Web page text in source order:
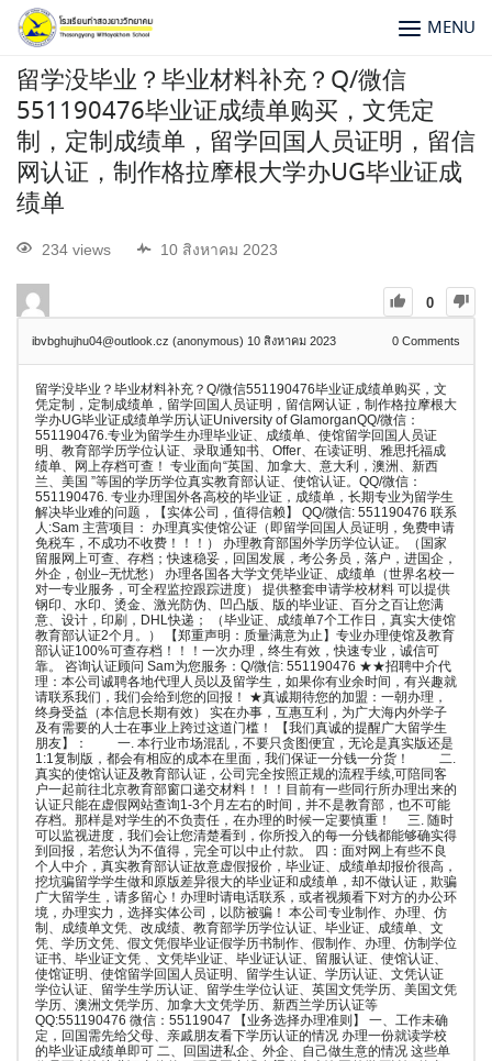
MENU
留学没毕业？毕业材料补充？Q/微信
551190476毕业证成绩单购买，文凭定
制，定制成绩单，留学回国人员证明，留信
网认证，制作格拉摩根大学办UG毕业证成
绩单
234 views 10 สิงหาคม 2023
0
ibvbghujhu04@outlook.cz (anonymous) 10 สิงหาคม 2023 0 Comments
留学没毕业？毕业材料补充？Q/微信551190476毕业证成绩单购买，文
凭定制，定制成绩单，留学回国人员证明，留信网认证，制作格拉摩根大
学办UG毕业证成绩单学历认证University of GlamorganQQ/微信：
551190476.专业为留学生办理毕业证、成绩单、使馆留学回国人员证
明、教育部学历学位认证、录取通知书、Offer、在读证明、雅思托福成
绩单、网上存档可查！ 专业面向“英国、加拿大、意大利，澳洲、新西
兰、美国 ”等国的学历学位真实教育部认证、使馆认证。QQ/微信：
551190476. 专业办理国外各高校的毕业证，成绩单，长期专业为留学生
解决毕业难的问题，【实体公司，值得信赖】 QQ/微信: 551190476 联系
人:Sam 主营项目： 办理真实使馆公证（即留学回国人员证明，免费申请
免税车，不成功不收费！！！） 办理教育部国外学历学位认证。（国家
留服网上可查、存档；快速稳妥，回国发展，考公务员，落户，进国企，
外企，创业–无忧愁） 办理各国各大学文凭毕业证、成绩单（世界名校一
对一专业服务，可全程监控跟踪进度） 提供整套申请学校材料 可以提供
钢印、水印、烫金、激光防伪、凹凸版、版的毕业证、百分之百让您满
意、设计，印刷，DHL快递； （毕业证、成绩单7个工作日，真实大使馆
教育部认证2个月。） 【郑重声明：质量满意为止】专业办理使馆及教育
部认证100%可查存档！！！一次办理，终生有效，快速专业，诚信可
靠。 咨询认证顾问 Sam为您服务：Q/微信: 551190476 ★★招聘中介代
理：本公司诚聘各地代理人员以及留学生，如果你有业余时间，有兴趣就
请联系我们，我们会给到您的回报！ ★真诚期待您的加盟：一朝办理，
终身受益（本信息长期有效） 实在办事，互惠互利，为广大海内外学子
及有需要的人士在事业上跨过这道门槛！ 【我们真诚的提醒广大留学生
朋友】： 一. 本行业市场混乱，不要只贪图便宜，无论是真实版还是
1:1复制版，都会有相应的成本在里面，我们保证一分钱一分货！ 二.
真实的使馆认证及教育部认证，公司完全按照正规的流程手续,可陪同客
户一起前往北京教育部窗口递交材料！！！目前有一些同行所办理出来的
认证只能在虚假网站查询1-3个月左右的时间，并不是教育部，也不可能
存档。那样是对学生的不负责任，在办理的时候一定要慎重！ 三. 随时
可以监视进度，我们会让您清楚看到，你所投入的每一分钱都能够确实得
到回报，若您认为不值得，完全可以中止付款。 四：面对网上有些不良
个人中介，真实教育部认证故意虚假报价，毕业证、成绩单却报价很高，
挖坑骗留学学生做和原版差异很大的毕业证和成绩单，却不做认证，欺骗
广大留学生，请多留心！办理时请电话联系，或者视频看下对方的办公环
境，办理实力，选择实体公司，以防被骗！ 本公司专业制作、办理、仿
制、成绩单文凭、改成绩、教育部学历学位认证、毕业证、成绩单、文
凭、学历文凭、假文凭假毕业证假学历书制作、假制作、办理、仿制学位
证书、毕业证文凭 、文凭毕业证、毕业证认证、留服认证、使馆认证、
使馆证明、使馆留学回国人员证明、留学生认证、学历认证、文凭认证
学位认证、留学生学历认证、留学生学位认证、英国文凭学历、美国文凭
学历、澳洲文凭学历、加拿大文凭学历、新西兰学历认证等
QQ:551190476 微信：55119047 【业务选择办理准则】 一、工作未确
定，回国需先给父母、亲戚朋友看下学历认证的情况 办理一份就读学校
的毕业证成绩单即可 二、回国进私企、外企、自己做生意的情况 这些单